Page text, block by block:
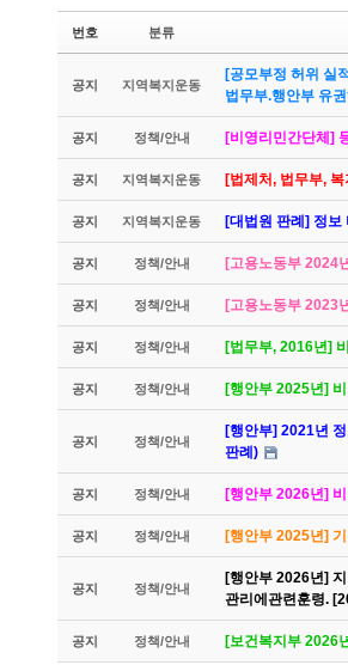
번호 분류
공지 지역복지운동
[공모부정 허위 실
법무부.행안부 유
공지 정책/안내 [비영리민간단체]
공지 지역복지운동 [법제처, 법무부,
공지 지역복지운동 [대법원 판례] 정보
공지 정책/안내 [고용노동부 2024
공지 정책/안내 [고용노동부 2023
공지 정책/안내 [법무부, 2016년]
공지 정책/안내 [행안부 2025년]
공지 정책/안내
[행안부] 2021년
판례)
공지 정책/안내 [행안부 2026년]
공지 정책/안내 [행안부 2025년]
공지 정책/안내
[행안부 2026년]
관리에관련훈령.
공지 정책/안내 [보건복지부 2026